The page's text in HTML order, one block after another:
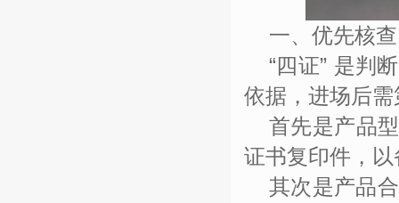
一、优先核查
“四证” 是判
依据，进场后
首先是产品
证书复印件，
其次是产品